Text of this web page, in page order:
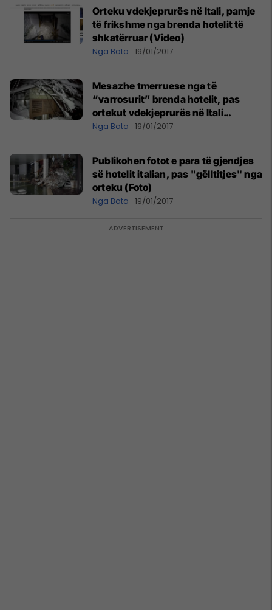
Orteku vdekjeprurës në Itali, pamje
të frikshme nga brenda hotelit të
shkatërruar (Video)
Nga Bota 19/01/2017
Mesazhe tmerruese nga të
“varrosurit” brenda hotelit, pas
ortekut vdekjeprurës në Itali
(Foto/Video)
Nga Bota 19/01/2017
Publikohen fotot e para të gjendjes
së hotelit italian, pas "gëlltitjes" nga
orteku (Foto)
Nga Bota 19/01/2017